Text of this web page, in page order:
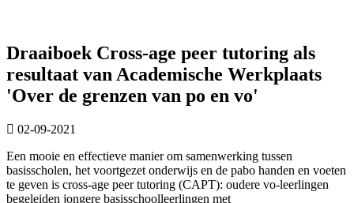
Draaiboek Cross-age peer tutoring als
resultaat van Academische Werkplaats
'Over de grenzen van po en vo'
02-09-2021
Een mooie en effectieve manier om samenwerking tussen
basisscholen, het voortgezet onderwijs en de pabo handen en voeten
te geven is cross-age peer tutoring (CAPT): oudere vo-leerlingen
begeleiden jongere basisschoolleerlingen met